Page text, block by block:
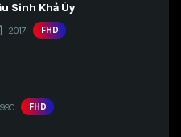
Sinh Khả Úy
2017 FHD
FHD